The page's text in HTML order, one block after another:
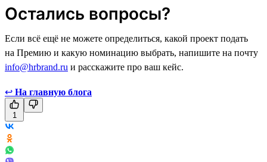
Остались вопросы?
Если всё ещё не можете определиться, какой проект подать
на Премию и какую номинацию выбрать, напишите на почту
info@hrbrand.ru и расскажите про ваш кейс.
↩ На главную блога
1